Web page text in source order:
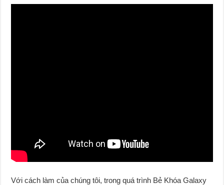
Với cách làm của chúng tôi, trong quá trình Bẻ Khóa Galaxy